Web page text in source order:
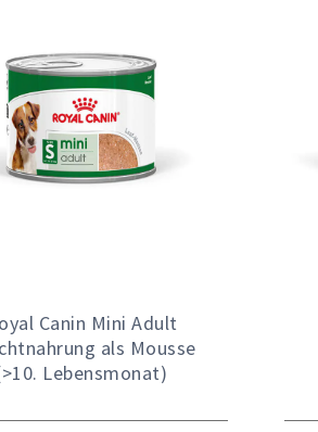
Canin Mini Adult
als Mousse
Lebensmonat)